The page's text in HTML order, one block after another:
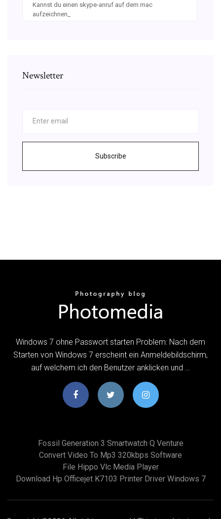
Kannst du einen skype-anruf auf dem mac
aufzeichnen_
Newsletter
Subscribe
Windows 7 ohne Passwort starten Problem: Nach dem
Starten von Windows 7 erscheint ein Anmeldebildschirm,
auf welchem ich den Benutzer anklicken und …
Fossil Generation 3 Smartwatch Q Venture
Convert Video To Mp3 320kbps Software
File Hippo Vlc Media Player
Download Hp Officejet K7103 Printer Driver Windows 7